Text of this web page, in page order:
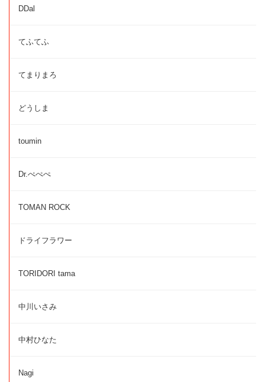
DDal
てふてふ
てまりまろ
どうしま
toumin
Dr.ぺぺぺ
TOMAN ROCK
ドライフラワー
TORIDORI tama
中川いさみ
中村ひなた
Nagi